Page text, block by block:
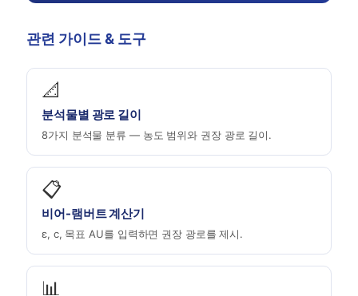
관련 가이드 & 도구
📐
분석물별 광로 길이
8가지 분석물 분류 — 농도 범위와 권장 광로 길이.
📋
비어-램버트 계산기
ε, c, 목표 AU를 입력하면 권장 광로를 제시.
📊